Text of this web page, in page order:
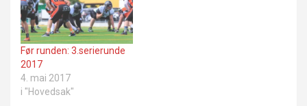
Før runden: 3.serierunde
2017
4. mai 2017
i "Hovedsak"